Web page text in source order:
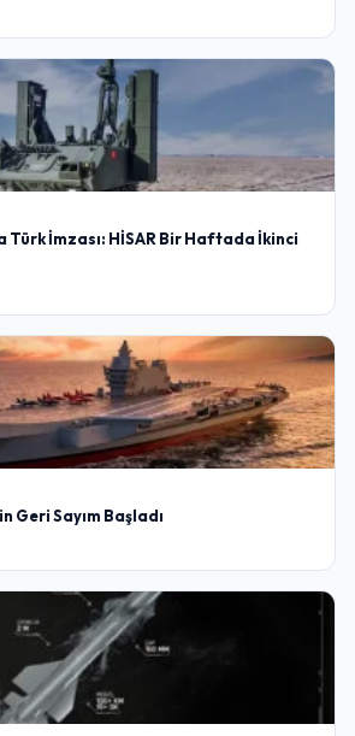
Türk İmzası: HİSAR Bir Haftada İkinci
Geri Sayım Başladı